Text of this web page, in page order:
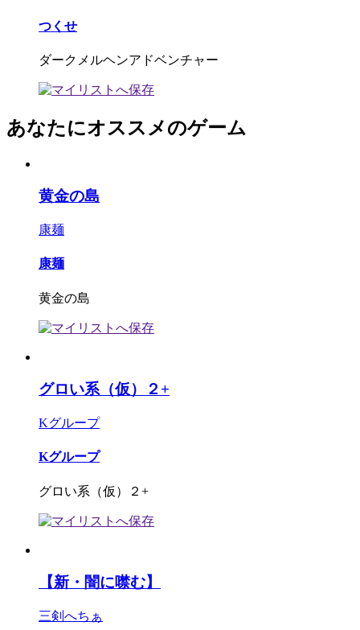
つくせ
ダークメルヘンアドベンチャー
あなたにオススメのゲーム
黄金の島
康麺
康麺
黄金の島
グロい系（仮）２+
Kグループ
Kグループ
グロい系（仮）２+
【新・闇に噤む】
三剣へちぁ